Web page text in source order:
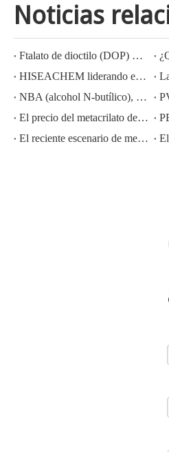
Noticias
Ftalato de dioctilo (DOP) CAS NO.:117-81-7
HISEACHEM liderando el camino: Éxito reciente en la exportación de ácido acético, ácido oxálico, ácido sulfúrico, ácido nítrico, soda cáustica, álcali líquido y metabisulfito de sodio de China
NBA (alcohol N-butílico), CAS NO.:71-36-3, conocimiento de la industria
El precio del metacrilato de metilo MMA CAS 80-62-6 disminuye considerablemente
El reciente escenario de mercado del ácido sulfúrico en China: un año en revisión